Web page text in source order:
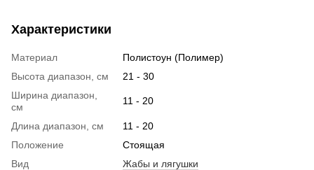
Характеристики
Материал
Полистоун (Полимер)
Высота диапазон, см
21 - 30
Ширина диапазон,
см
11 - 20
Длина диапазон, см
11 - 20
Положение
Стоящая
Вид
Жабы и лягушки